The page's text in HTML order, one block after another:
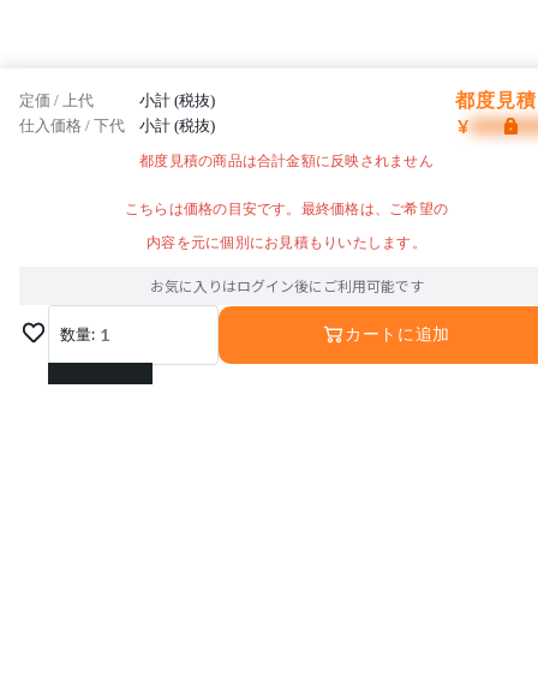
定価 / 上代 小計 (税抜) 都度見
仕入価格 / 下代 小計 (税抜) ¥
都度見積の商品は合計金額に反映されません
こちらは価格の目安です。最終価格は、ご希望の
内容を元に個別にお見積もりいたします。
お気に入りはログイン後にご利用可能です
数量: 1
1
カートに追加